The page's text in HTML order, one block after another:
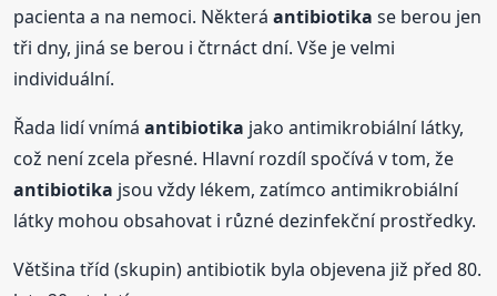
pacienta a na nemoci. Některáantibiotika se berou jen
tři dny, jiná se berou i čtrnáct dní. Vše je velmi
individuální.
Řada lidí vnímáantibiotika jako antimikrobiální látky,
což není zcela přesné. Hlavní rozdíl spočívá v tom, že
antibiotika jsou vždy lékem, zatímco antimikrobiální
látky mohou obsahovat i různé dezinfekční prostředky.
Většina tříd (skupin) antibiotik byla objevena již před 80.